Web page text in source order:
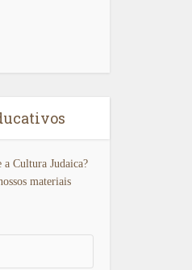
a Cultura Judaica?
materiais